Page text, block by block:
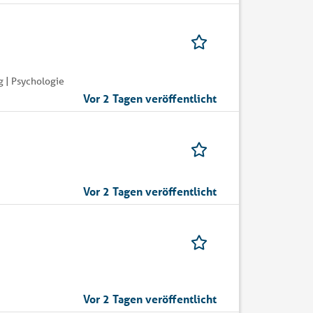
| Psychologie
Vor 2 Tagen veröffentlicht
Vor 2 Tagen veröffentlicht
Vor 2 Tagen veröffentlicht